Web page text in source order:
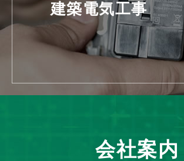
建築電気工事
会社案内